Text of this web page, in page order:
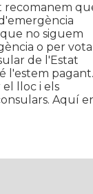
recomanem
no siguem
o per
de l'Estat
l'estem pagant.
el lloc i els
Aquí